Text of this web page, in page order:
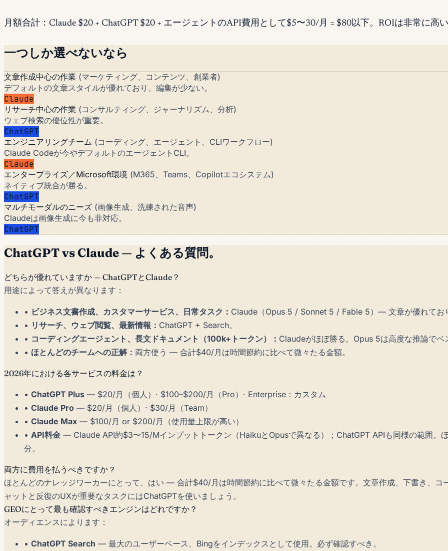
月額合計：Claude $20 + ChatGPT $20 + エージェントのAPI費用として$5〜30/月 = $80以下。ROIは非常に高い
一つしか選べないなら
文章作成中心の作業 (マーケティング、コンテンツ、創業者)
デフォルトの文章スタイルが優れており、編集が少ない。
Claude
リサーチ中心の作業 (コンサルティング、ジャーナリズム、分析)
ウェブ検索の優位性が重要。
ChatGPT
エンジニアリングチーム (コーディング、エージェント、CLIワークフロー)
Claude Codeが今やデフォルトのエージェントCLI。
Claude
エンタープライズ／Microsoft環境 (M365、Teams、Copilotエコシステム)
ネイティブ統合が勝る。
ChatGPT
マルチモーダルのニーズ (画像生成、洗練された音声)
Claudeは画像生成に今も非対応。
ChatGPT
ChatGPT vs Claude — よくある質問。
どちらが優れていますか — ChatGPTとClaude？
用途によって答えが異なります：
• ビジネス文書作成、カスタマーサービス、日常タスク： Claude（Opus 5 / Sonnet 5 / Fable 5）— 文章が優れてお
• リサーチ、ウェブ閲覧、最新情報： ChatGPT + Search。
• コーディングエージェント、長文ドキュメント（100k+トークン）： Claudeがほぼ勝る。Opus 5は高度な推論でベ
• ほとんどのチームへの正解： 両方使う — 合計$40/月は時間節約に比べて微々たる金額。
2026年における各サービスの料金は？
• ChatGPT Plus — $20/月（個人）· $100–$200/月（Pro）· Enterprise：カスタム
• Claude Pro — $20/月（個人）· $30/月（Team）
• Claude Max — $100/月 or $200/月（使用量上限が高い）
• API料金 — Claude API約$3〜15/Mインプットトークン（HaikuとOpusで異なる）；ChatGPT APIも同様の範囲。
分。
両方に費用を払うべきですか？
ほとんどのナレッジワーカーにとって、はい — 合計$40/月は時間節約に比べて微々たる金額です。文章作成、下書き、
ャットと反復のUXが重要なタスクにはChatGPTを使いましょう。
GEOにとって最も確認すべきエンジンはどれですか？
オーディエンスによります：
• ChatGPT Search — 最大のユーザーベース、Bingをインデックスとして使用。必ず確認すべき。